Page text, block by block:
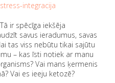
integracija
ir spēcīga iekšēja
savus ieradumus, savas
tas viss nebūtu tikai sajūtu
– kas īsti notiek ar manu
Vai mans ķermenis
Vai es ieeju ketozē?